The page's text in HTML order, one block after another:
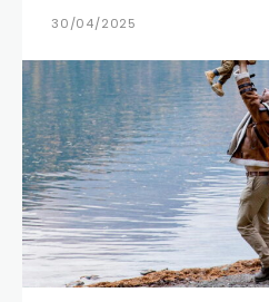
30/04/2025